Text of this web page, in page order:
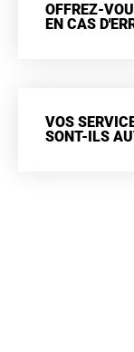
OFFREZ-
EN CAS
VOS
SONT-ILS